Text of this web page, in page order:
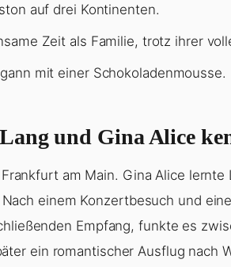
auf drei Kontinenten.
Zeit als Familie, trotz ihrer
mit einer Schokoladenmousse.
und Gina Alice
am Main. Gina Alice lernte
einem Konzertbesuch und
Empfang, funkte es
ein romantischer Ausflug nach